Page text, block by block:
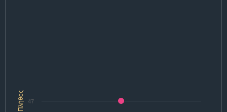
Πλήθος 47